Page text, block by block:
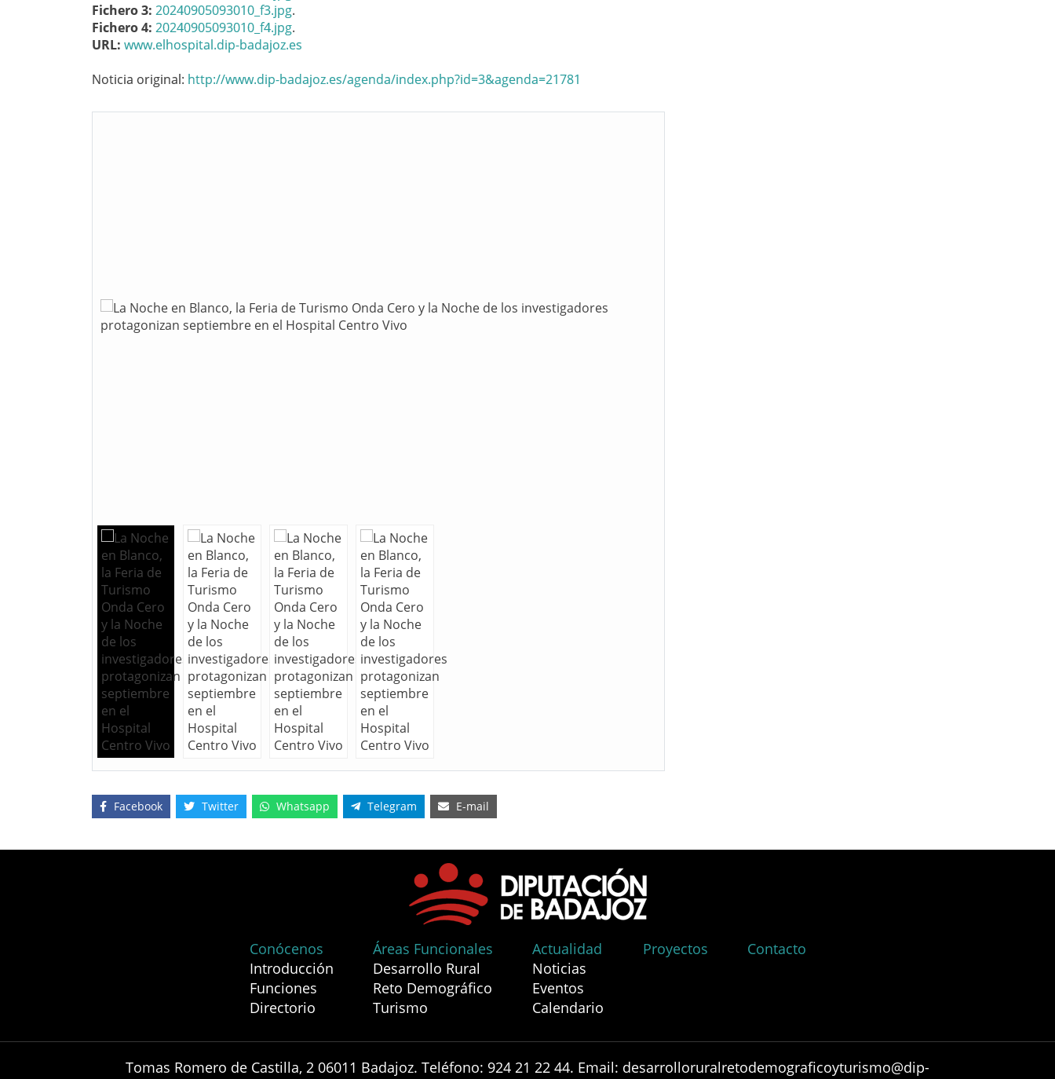
Fichero 3: 20240905093010_f3.jpg.
Fichero 4: 20240905093010_f4.jpg.
URL: www.elhospital.dip-badajoz.es
Noticia original: http://www.dip-badajoz.es/agenda/index.php?id=3&agenda=21781
Facebook Twitter Whatsapp Telegram E-mail
Conócenos
Introducción
Funciones
Directorio
Áreas Funcionales
Desarrollo Rural
Reto Demográfico
Turismo
Actualidad
Noticias
Eventos
Calendario
Proyectos Contacto
Tomas Romero de Castilla, 2 06011 Badajoz. Teléfono: 924 21 22 44. Email: desarrolloruralretodemograficoyturismo@dip-